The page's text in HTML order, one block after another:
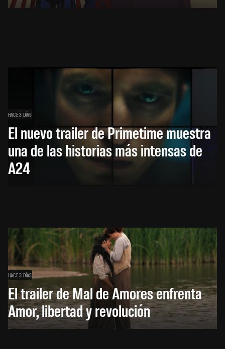
HACE 3 DÍAS
El nuevo trailer de Primetime muestra
una de las historias más intensas de
A24
HACE 3 DÍAS
El trailer de Mal de Amores enfrenta
Amor, libertad y revolución